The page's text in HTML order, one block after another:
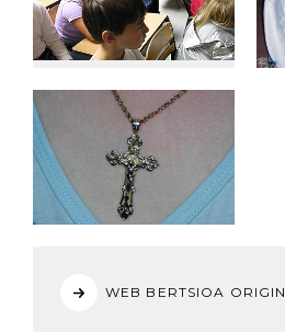
WEB BERTSIOA